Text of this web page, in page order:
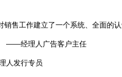
销售工作建立了一个系统、全面
——经理人广告客户主任
人发行专员